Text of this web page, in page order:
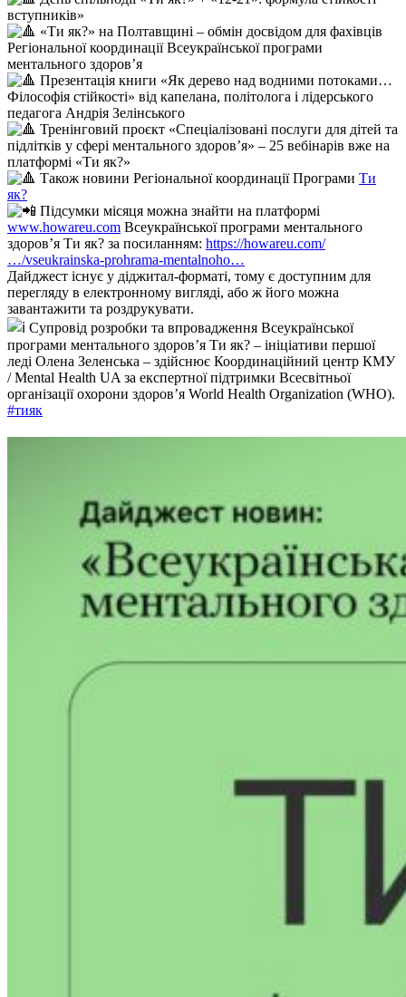
вступників»
«Ти як?» на Полтавщині – обмін досвідом для фахівців
Регіональної координації Всеукраїнської програми
ментального здоров’я
Презентація книги «Як дерево над водними потоками…
Філософія стійкості» від капелана, політолога і лідерського
педагога Андрія Зелінського
Тренінговий проєкт «Спеціалізовані послуги для дітей та
підлітків у сфері ментального здоров’я» – 25 вебінарів вже на
платформі «Ти як?»
Також новини Регіональної координації Програми Ти
як?
Підсумки місяця можна знайти на платформі
www.howareu.com Всеукраїнської програми ментального
здоров’я Ти як? за посиланням: https://howareu.com/
…/vseukrainska-prohrama-mentalnoho…
Дайджест існує у діджитал-форматі, тому є доступним для
перегляду в електронному вигляді, або ж його можна
завантажити та роздрукувати.
Супровід розробки та впровадження Всеукраїнської
програми ментального здоров’я Ти як? – ініціативи першої
леді Олена Зеленська – здійснює Координаційний центр КМУ
/ Mental Health UA за експертної підтримки Всесвітньої
організації охорони здоров’я World Health Organization (WHO).
#тияк